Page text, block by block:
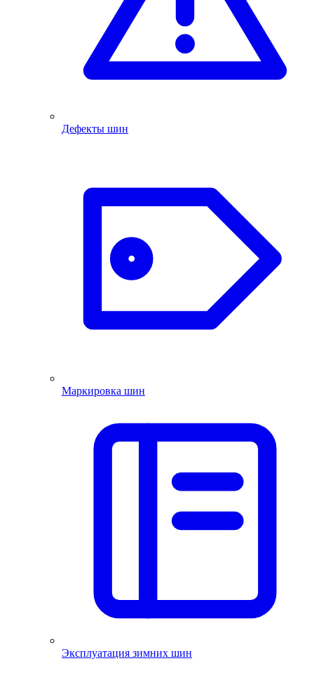
Дефекты шин
Маркировка шин
Эксплуатация зимних шин